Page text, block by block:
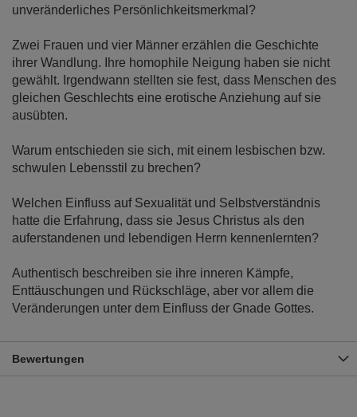
unveränderliches Persönlichkeitsmerkmal?
Zwei Frauen und vier Männer erzählen die Geschichte
ihrer Wandlung. Ihre homophile Neigung haben sie nicht
gewählt. Irgendwann stellten sie fest, dass Menschen des
gleichen Geschlechts eine erotische Anziehung auf sie
ausübten.
Warum entschieden sie sich, mit einem lesbischen bzw.
schwulen Lebensstil zu brechen?
Welchen Einfluss auf Sexualität und Selbstverständnis
hatte die Erfahrung, dass sie Jesus Christus als den
auferstandenen und lebendigen Herrn kennenlernten?
Authentisch beschreiben sie ihre inneren Kämpfe,
Enttäuschungen und Rückschläge, aber vor allem die
Veränderungen unter dem Einfluss der Gnade Gottes.
Bewertungen